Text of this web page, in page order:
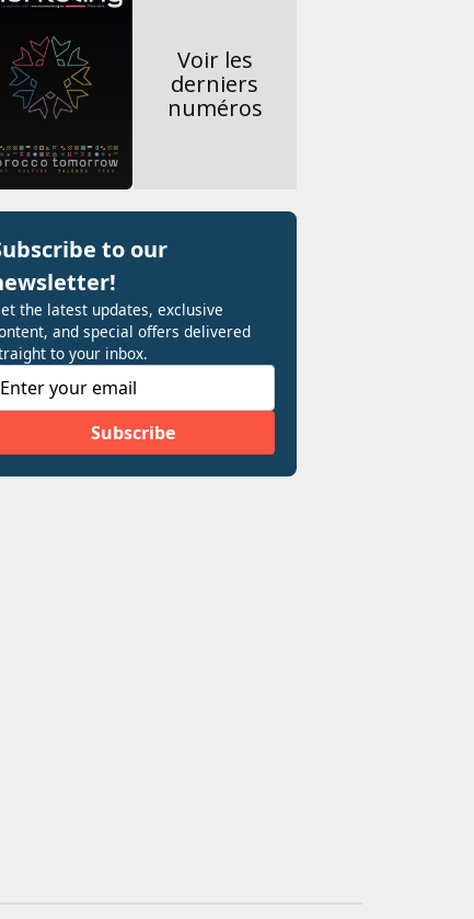
Voir les
derniers
numéros